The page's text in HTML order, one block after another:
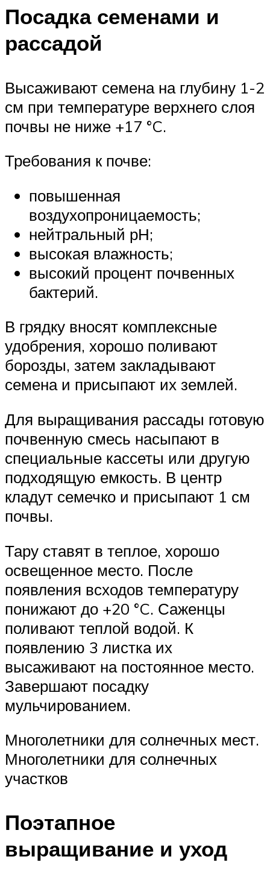
Посадка семенами и
рассадой
Высаживают семена на глубину 1-2
см при температуре верхнего слоя
почвы не ниже +17 °C.
Требования к почве:
повышенная
воздухопроницаемость;
нейтральный рН;
высокая влажность;
высокий процент почвенных
бактерий.
В грядку вносят комплексные
удобрения, хорошо поливают
борозды, затем закладывают
семена и присыпают их землей.
Для выращивания рассады готовую
почвенную смесь насыпают в
специальные кассеты или другую
подходящую емкость. В центр
кладут семечко и присыпают 1 см
почвы.
Тару ставят в теплое, хорошо
освещенное место. После
появления всходов температуру
понижают до +20 °C. Саженцы
поливают теплой водой. К
появлению 3 листка их
высаживают на постоянное место.
Завершают посадку
мульчированием.
Многолетники для солнечных мест.
Многолетники для солнечных
участков
Поэтапное
выращивание и уход